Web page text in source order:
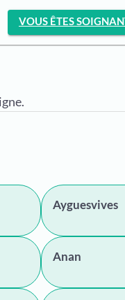
VOUS ÊTES
Ayguesvives
Anan